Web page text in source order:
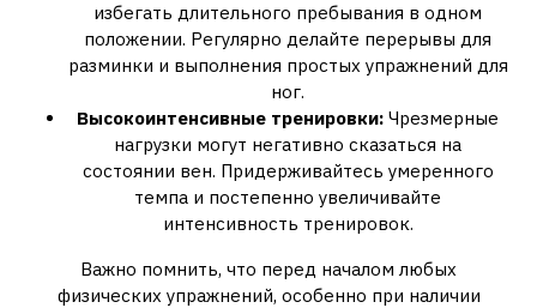
избегать длительного пребывания в одном
положении. Регулярно делайте перерывы для
разминки и выполнения простых упражнений для
ног.
Высокоинтенсивные тренировки: Чрезмерные
нагрузки могут негативно сказаться на
состоянии вен. Придерживайтесь умеренного
темпа и постепенно увеличивайте
интенсивность тренировок.
Важно помнить, что перед началом любых
физических упражнений, особенно при наличии